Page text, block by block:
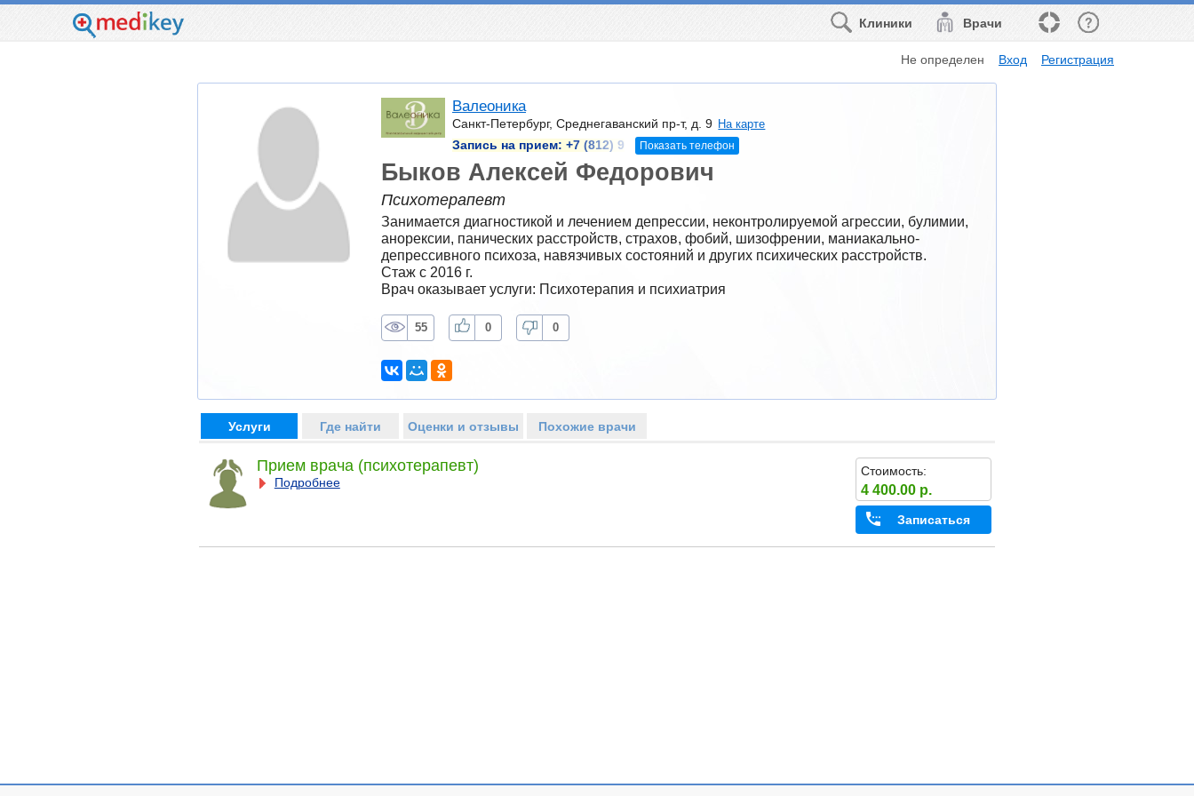
Врачи
Клиники
Не определен Вход Регистрация
Валеоника
Санкт-Петербург, Среднегаванский пр-т, д. 9 На карте
Запись на прием: +7 (812) 9 Показать телефон
Быков Алексей Федорович
Психотерапевт
Занимается диагностикой и лечением депрессии, неконтролируемой агрессии, булимии,
анорексии, панических расстройств, страхов, фобий, шизофрении, маниакально-
депрессивного психоза, навязчивых состояний и других психических расстройств.
Стаж с 2016 г.
Врач оказывает услуги: Психотерапия и психиатрия
55 0 0
Услуги Где найти Оценки и отзывы Похожие врачи
Прием врача (психотерапевт)
Подробнее
Стоимость:
4 400.00 р.
Записаться